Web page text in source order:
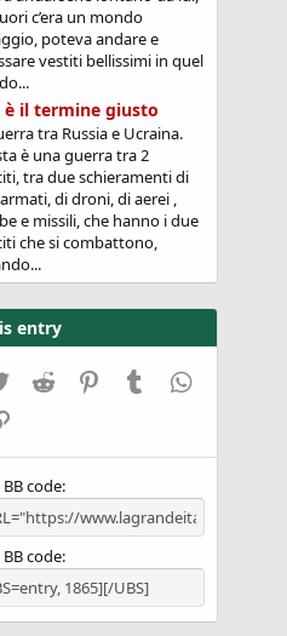
c’era un mondo
poteva andare e
vestiti bellissimi in quel
è il termine giusto
tra Russia e Ucraina.
è una guerra tra 2
tra due schieramenti di
di droni, di aerei ,
e missili, che hanno i due
che si combattono,
entry
Twitter Reddit PinterestTumblr
code
code